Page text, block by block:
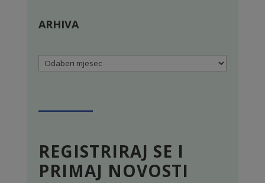
ARHIVA
Arhiva
REGISTRIRAJ SE I
PRIMAJ NOVOSTI